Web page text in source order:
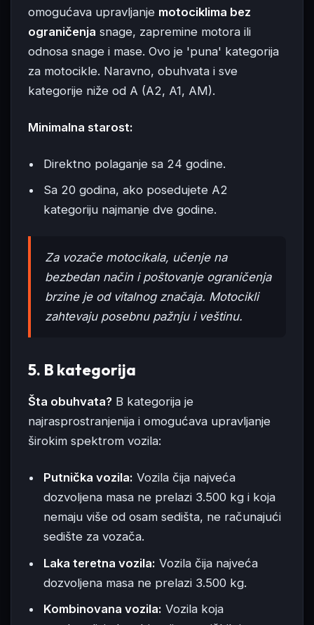
omogućava upravljanje motociklima bez
ograničenja snage, zapremine motora ili
odnosa snage i mase. Ovo je 'puna' kategorija
za motocikle. Naravno, obuhvata i sve
kategorije niže od A (A2, A1, AM).
Minimalna starost:
Direktno polaganje sa 24 godine.
Sa 20 godina, ako posedujete A2
kategoriju najmanje dve godine.
Za vozače motocikala, učenje na
bezbedan način i poštovanje ograničenja
brzine je od vitalnog značaja. Motocikli
zahtevaju posebnu pažnju i veštinu.
5. B kategorija
Šta obuhvata? B kategorija je
najrasprostranjenija i omogućava upravljanje
širokim spektrom vozila:
Putnička vozila: Vozila čija najveća
dozvoljena masa ne prelazi 3.500 kg i koja
nemaju više od osam sedišta, ne računajući
sedište za vozača.
Laka teretna vozila: Vozila čija najveća
dozvoljena masa ne prelazi 3.500 kg.
Kombinovana vozila: Vozila koja